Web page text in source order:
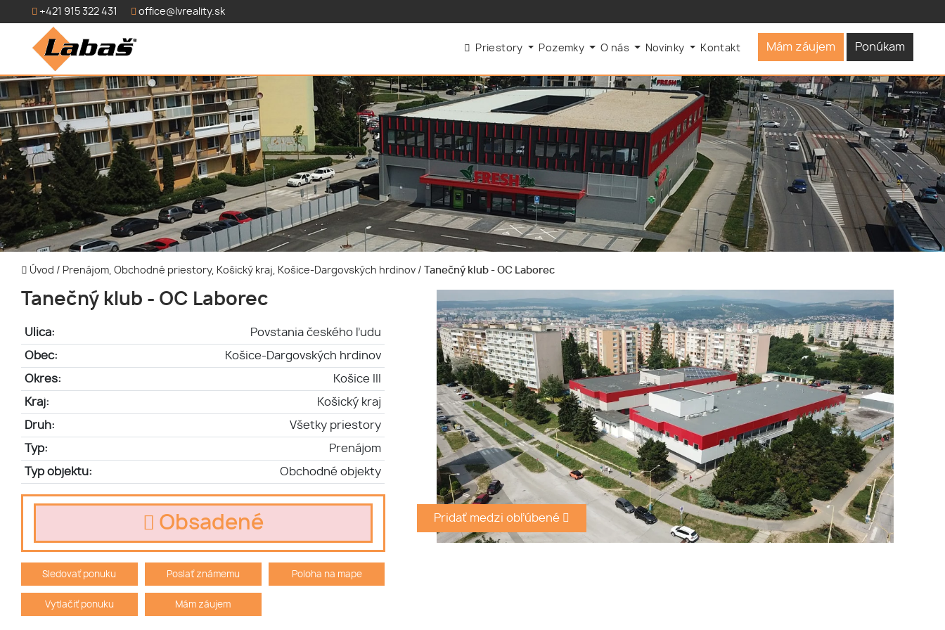
+421 915 322 431 office@lvreality.sk
Mám záujem Ponúkam
Priestory Pozemky O nás Novinky Kontakt
Úvod / Prenájom, Obchodné priestory, Košický kraj, Košice-Dargovských hrdinov / Tanečný klub - OC Laborec
Tanečný klub - OC Laborec
Ulica: Povstania českého ľudu
Obec: Košice-Dargovských hrdinov
Okres: Košice III
Kraj: Košický kraj
Druh: Všetky priestory
Typ: Prenájom
Typ objektu: Obchodné objekty
Obsadené
Sledovať ponuku Poslať známemu Poloha na mape
Vytlačiť ponuku Mám záujem
Pridať medzi obľúbené